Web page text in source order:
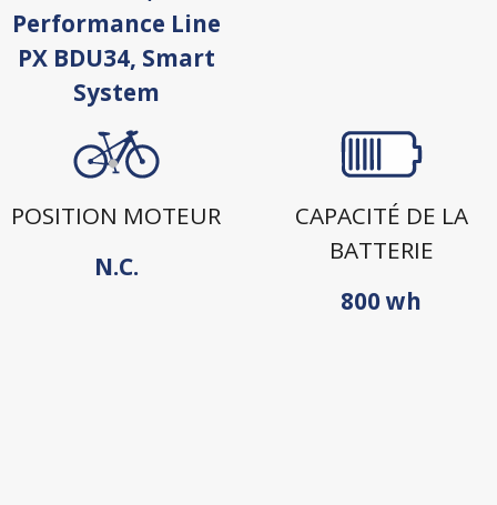
Performance Line
PX BDU34, Smart
System
POSITION MOTEUR
N.C.
CAPACITÉ DE LA
BATTERIE
800 wh